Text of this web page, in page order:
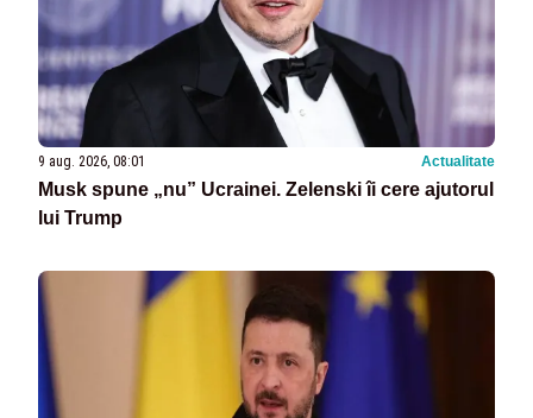
9 aug. 2026, 08:01 Actualitate
Musk spune „nu” Ucrainei. Zelenski îi cere ajutorul
lui Trump